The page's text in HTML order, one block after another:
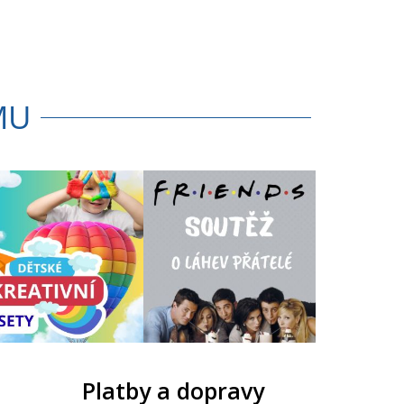
Platby a dopravy